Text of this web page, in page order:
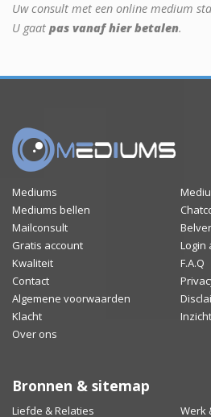
Uw consult met een online medium
U gaat pas vanaf hier betalen.
Mediums
Mediums bellen
Mailconsult
Gratis account
Login
Kwaliteit
F.A.Q
Contact
Algemene voorwaarden
Klacht
Over ons
Bronnen & sitemap
Liefde & Relaties Werk